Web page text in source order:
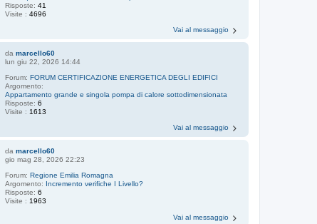
Risposte:41
Visite :4696
Vai al messaggio
damarcello60
lun giu 22, 2026 14:44
Forum:FORUM CERTIFICAZIONE ENERGETICA DEGLI EDIFICI
Argomento:
Appartamento grande e singola pompa di calore sottodimensionata
Risposte:6
Visite : 1613
Vai al messaggio
damarcello60
gio mag 28, 2026 22:23
Forum:Regione Emilia Romagna
Argomento: Incremento verifiche I Livello?
Risposte:6
Visite : 1963
Vai al messaggio